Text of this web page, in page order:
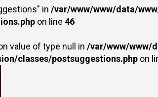
in /var/www/www/data/
on line 46
value of type null in /var/www/www/
classes/postsuggestions.phpon